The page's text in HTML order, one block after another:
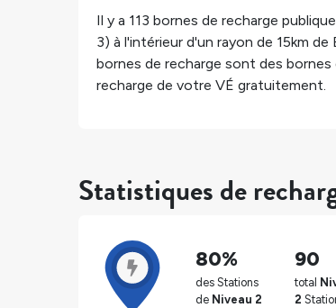
Il y a 113 bornes de recharge
3) à l'intérieur d'un rayon de 15km de
bornes de recharge sont des bornes
recharge de votre VÉ gratuitement.
Statistiques de
80%
des Stations
de Niveau 2
90
total
2